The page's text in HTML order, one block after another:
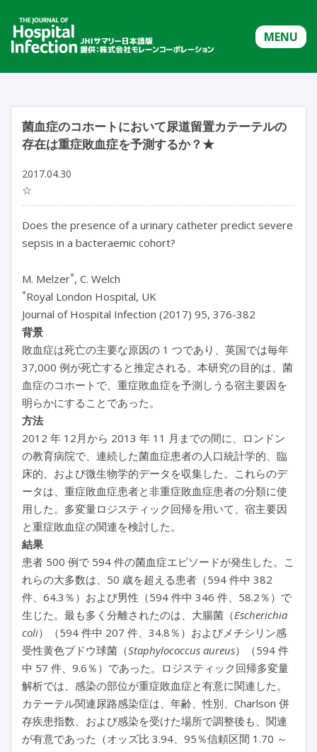
MENU
菌血症のコホートにおいて尿道留置カテーテルの
存在は重症敗血症を予測するか？★
2017.04.30
☆
Does the presence of a urinary catheter predict severe
sepsis in a bacteraemic cohort?
M. Melzer*, C. Welch
*Royal London Hospital, UK
Journal of Hospital Infection (2017) 95, 376-382
背景
敗血症は死亡の主要な原因の 1 つであり、英国では毎年
37,000 例が死亡すると推定される。本研究の目的は、菌
血症のコホートで、重症敗血症を予測しうる宿主要因を
明らかにすることであった。
方法
2012 年 12月から 2013 年 11 月までの間に、ロンドン
の教育病院で、連続した菌血症患者の人口統計学的、臨
床的、および微生物学的データを収集した。これらのデ
ータは、重症敗血症患者と非重症敗血症患者の分類に使
用した。多変量ロジスティック回帰を用いて、宿主要因
と重症敗血症の関連を検討した。
結果
患者 500 例で 594 件の菌血症エピソードが発生した。こ
れらの大多数は、50 歳を超える患者（594 件中 382
件、64.3％）および男性（594 件中 346 件、58.2％）で
生じた。最も多く分離されたのは、大腸菌（Escherichia
coli）（594 件中 207 件、34.8％）およびメチシリン感
受性黄色ブドウ球菌（Staphylococcus aureus）（594 件
中 57 件、9.6％）であった。ロジスティック回帰多変量
解析では、感染の部位が重症敗血症と有意に関連した。
カテーテル関連尿路感染症は、年齢、性別、Charlson 併
存疾患指数、および感染を受けた場所で調整後も、関連
が有意であった（オッズ比 3.94、95％信頼区間 1.70 ～